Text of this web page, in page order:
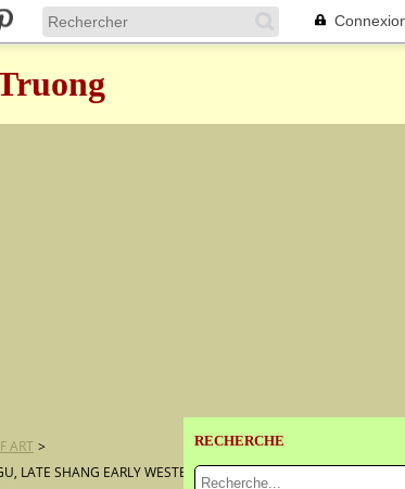
ART >
LATE SHANG EARLY WESTERN ZHOU DYNASTY (CIRCA 12TH-
RECHERCHE